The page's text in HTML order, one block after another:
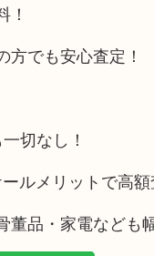
でも安心査定！
切なし！
ルメリットで高額
品・家電なども